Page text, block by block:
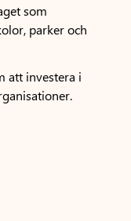
som
parker och
att investera i